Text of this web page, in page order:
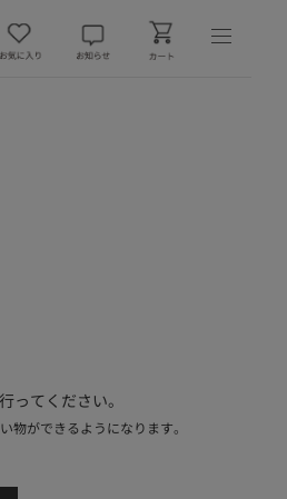
ってください。
物ができるようになります。